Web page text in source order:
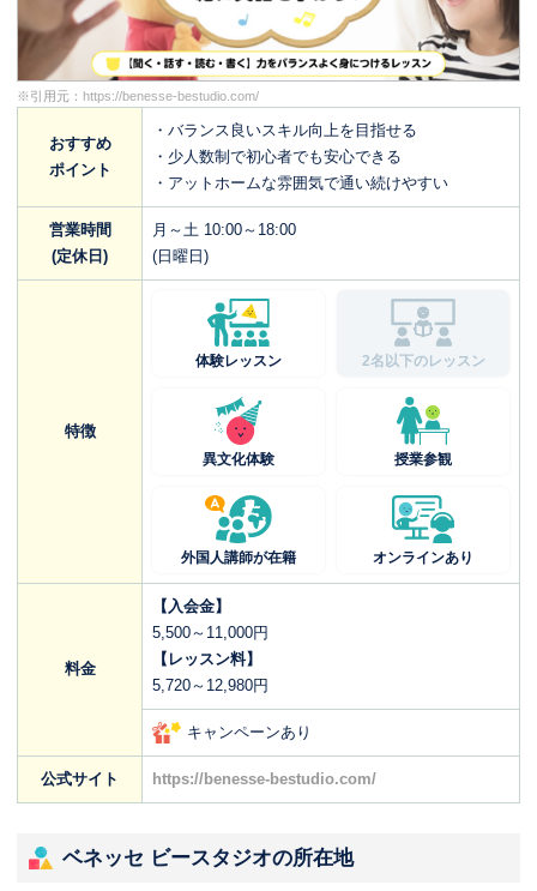
※引用元： https://benesse-bestudio.com/
おすすめ
ポイント
・バランス良いスキル向上を目指せる
・少人数制で初心者でも安心できる
・アットホームな雰囲気で通い続けやすい
営業時間
(定休日)
月～土 10:00～18:00
(日曜日)
特徴
体験レッスン 2名以下のレッスン
異文化体験 授業参観
外国人講師が在籍 オンラインあり
料金
【入会金】
5,500～11,000円
【レッスン料】
5,720～12,980円
キャンペーンあり
公式サイト https://benesse-bestudio.com/
ベネッセ ビースタジオの所在地